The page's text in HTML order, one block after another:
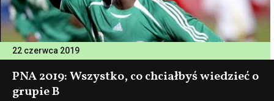
22 czerwca 2019
PNA 2019: Wszystko, co chciałbyś wiedzieć o
grupie B